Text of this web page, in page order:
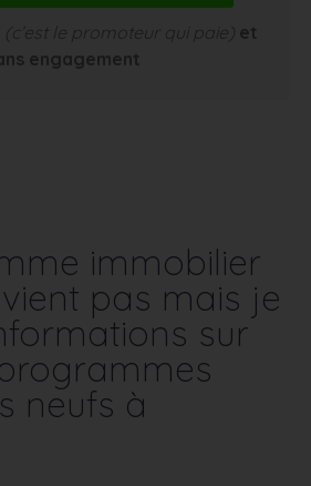
(c’est le promoteur qui paie) et
engagement
immobilier
pas mais je
sur
neufs à